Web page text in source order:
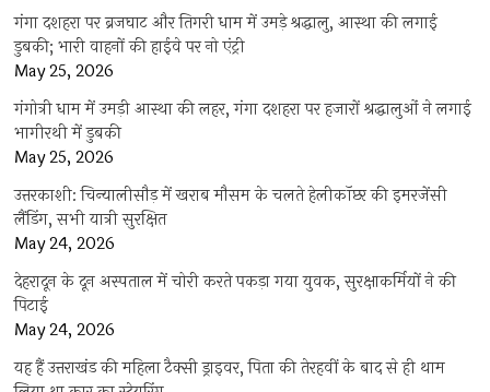
गंगा दशहरा पर ब्रजघाट और तिगरी धाम में उमड़े श्रद्धालु, आस्था की लगाई
डुबकी; भारी वाहनों की हाईवे पर नो एंट्री
May 25, 2026
गंगोत्री धाम में उमड़ी आस्था की लहर, गंगा दशहरा पर हजारों श्रद्धालुओं ने लगाई
भागीरथी में डुबकी
May 25, 2026
उत्तरकाशी: चिन्यालीसौड़ में खराब मौसम के चलते हेलीकॉप्टर की इमरजेंसी
लैंडिंग, सभी यात्री सुरक्षित
May 24, 2026
देहरादून के दून अस्पताल में चोरी करते पकड़ा गया युवक, सुरक्षाकर्मियों ने की
पिटाई
May 24, 2026
यह हैं उत्तराखंड की महिला टैक्सी ड्राइवर, पिता की तेरहवीं के बाद से ही थाम